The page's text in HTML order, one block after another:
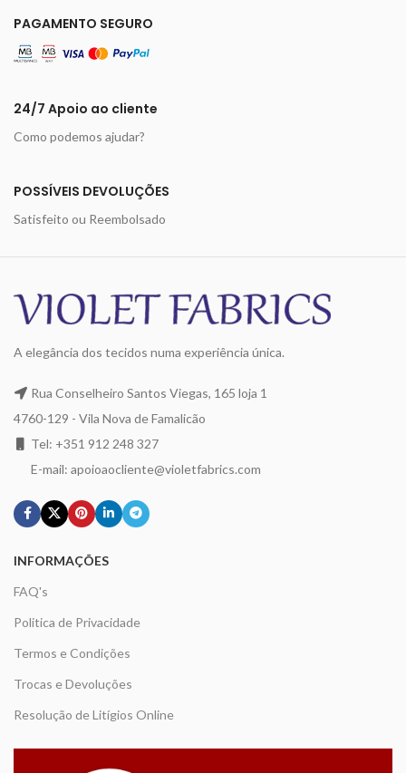
PAGAMENTO SEGURO
24/7 Apoio ao cliente
Como podemos ajudar?
POSSÍVEIS DEVOLUÇÕES
Satisfeito ou Reembolsado
A elegância dos tecidos numa experiência única.
Rua Conselheiro Santos Viegas, 165 loja 1
4760-129 - Vila Nova de Famalicão
Tel: +351 912 248 327
E-mail: apoioaocliente@violetfabrics.com
INFORMAÇÕES
FAQ's
Politica de Privacidade
Termos e Condições
Trocas e Devoluções
Resolução de Litígios Online